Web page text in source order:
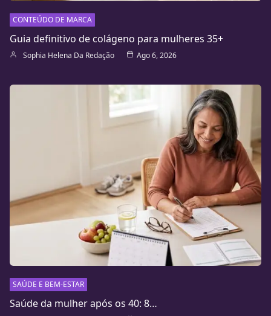
CONTEÚDO DE MARCA
Guia definitivo de colágeno para mulheres 35+
Sophia Helena Da Redação Ago 6, 2026
SAÚDE E BEM-ESTAR
Saúde da mulher após os 40: 8…